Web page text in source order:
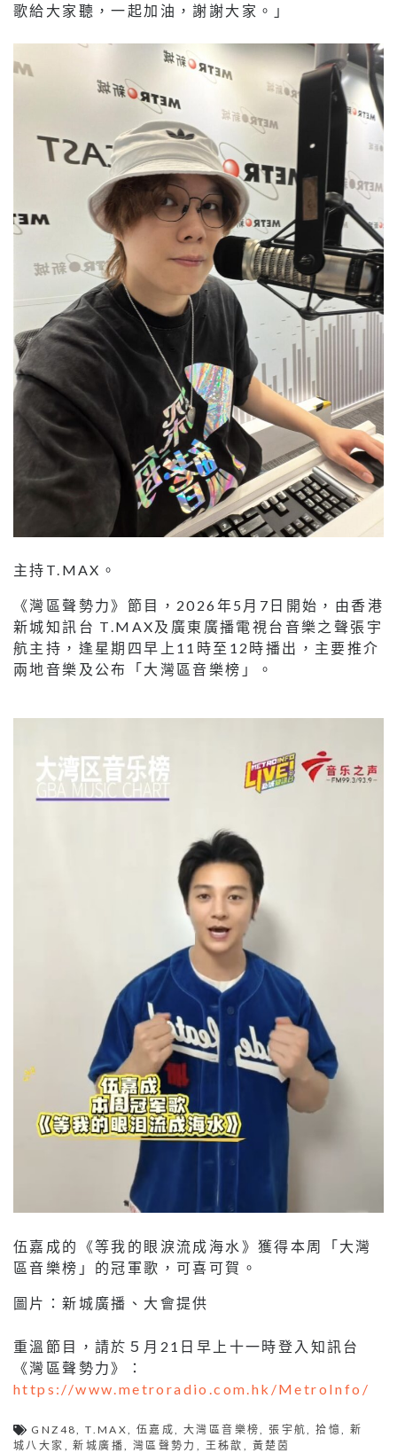
歌給大家聽，一起加油，謝謝大家。」
主持T.MAX。
《灣區聲勢力》節目，2026年5月7日開始，由香港
新城知訊台 T.MAX及廣東廣播電視台音樂之聲張宇
航主持，逢星期四早上11時至12時播出，主要推介
兩地音樂及公布「大灣區音樂榜」。
伍嘉成的《等我的眼淚流成海水》獲得本周「大灣
區音樂榜」的冠軍歌，可喜可賀。
圖片：新城廣播、大會提供
重溫節目，請於５月21日早上十一時登入知訊台
《灣區聲勢力》：
https://www.metroradio.com.hk/MetroInfo/
GNZ48 ,T.MAX ,伍嘉成 ,大灣區音樂榜 ,張宇航 ,拾憶
新
城八大家
,新城廣播 灣區聲勢力 王秭歆 黃楚茵